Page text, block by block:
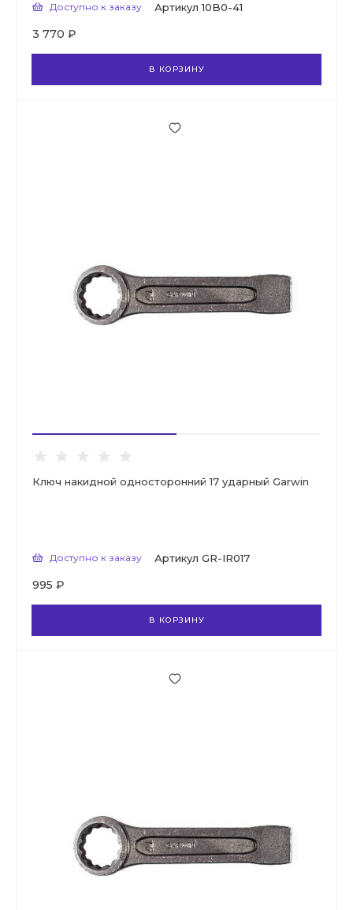
Доступно к заказу Артикул 10B0-41
3 770 ₽
В КОРЗИНУ
Ключ накидной односторонний 17 ударный Garwin
Доступно к заказу Артикул GR-IR017
995 ₽
В КОРЗИНУ